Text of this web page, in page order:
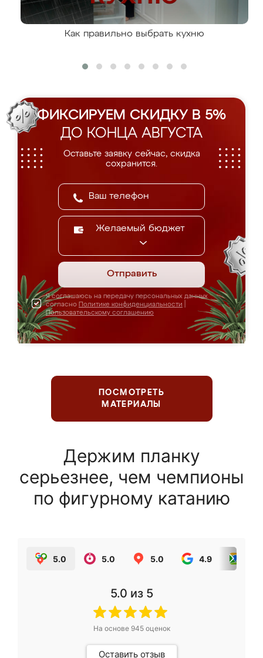
Как правильно выбрать кухню
ФИКСИРУЕМ СКИДКУ В 5%
ДО КОНЦА АВГУСТА
Оставьте заявку сейчас, скидка
сохранится.
Желаемый бюджет
Отправить
Я соглашаюсь на передачу персональных данных
согласно Политике конфиденциальности
Пользовательскому соглашению
ПОСМОТРЕТЬ
МАТЕРИАЛЫ
Держим планку
серьезнее, чем чемпионы
по фигурному катанию
5.0 5.0 5.0 4.9
5.0 из 5
На основе 945оценок
Оставить отзыв